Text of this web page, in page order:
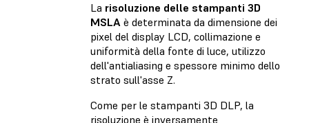
La risoluzione delle stampanti 3D
MSLA è determinata da dimensione dei
pixel del display LCD, collimazione e
uniformità della fonte di luce, utilizzo
dell'antialiasing e spessore minimo dello
strato sull'asse Z.
Come per le stampanti 3D DLP, la
risoluzione è inversamente